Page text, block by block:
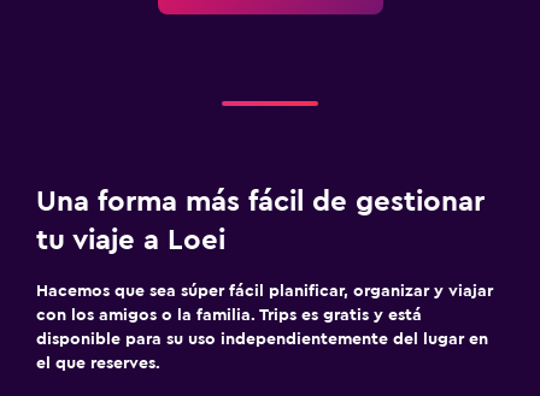
Una forma más fácil de gestionar
tu viaje a Loei
Hacemos que sea súper fácil planificar, organizar y viajar
con los amigos o la familia. Trips es gratis y está
disponible para su uso independientemente del lugar en
el que reserves.